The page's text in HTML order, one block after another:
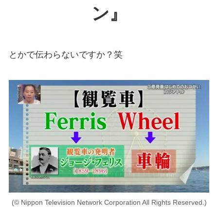
ン』
とかで伝わらないですか？笑
(© Nippon Television Network Corporation All Rights Reserved.)